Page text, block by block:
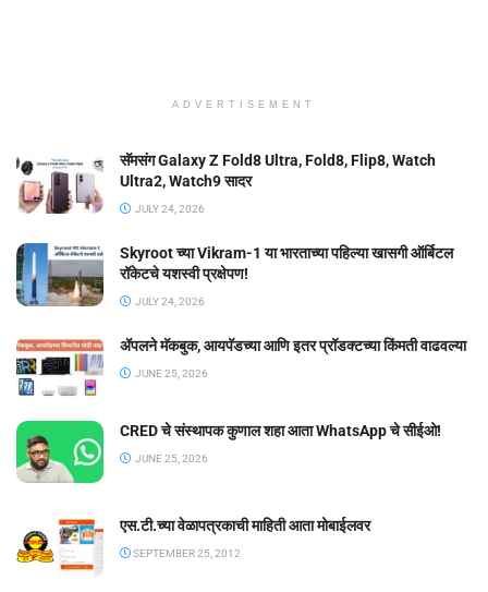
ADVERTISEMENT
सॅमसंग Galaxy Z Fold8 Ultra, Fold8, Flip8, Watch
Ultra2, Watch9 सादर
JULY 24, 2026
Skyroot च्या Vikram-1 या भारताच्या पहिल्या खासगी ऑर्बिटल
रॉकेटचे यशस्वी प्रक्षेपण!
JULY 24, 2026
ॲपलने मॅकबुक, आयपॅडच्या आणि इतर प्रॉडक्टच्या किंमती वाढवल्या
JUNE 25, 2026
CRED चे संस्थापक कुणाल शहा आता WhatsApp चे सीईओ!
JUNE 25, 2026
एस.टी.च्या वेळापत्रकाची माहिती आता मोबाईलवर
SEPTEMBER 25, 2012